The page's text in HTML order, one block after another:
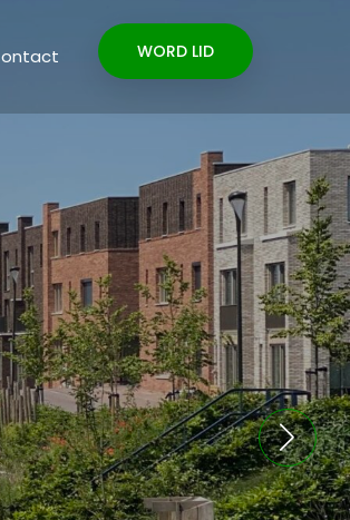
WORD LID